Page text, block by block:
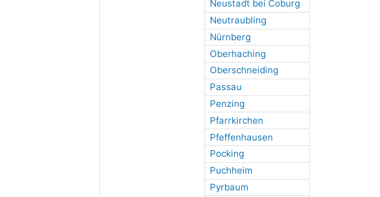
Neustadt bei Coburg
Neutraubling
Nürnberg
Oberhaching
Oberschneiding
Passau
Penzing
Pfarrkirchen
Pfeffenhausen
Pocking
Puchheim
Pyrbaum